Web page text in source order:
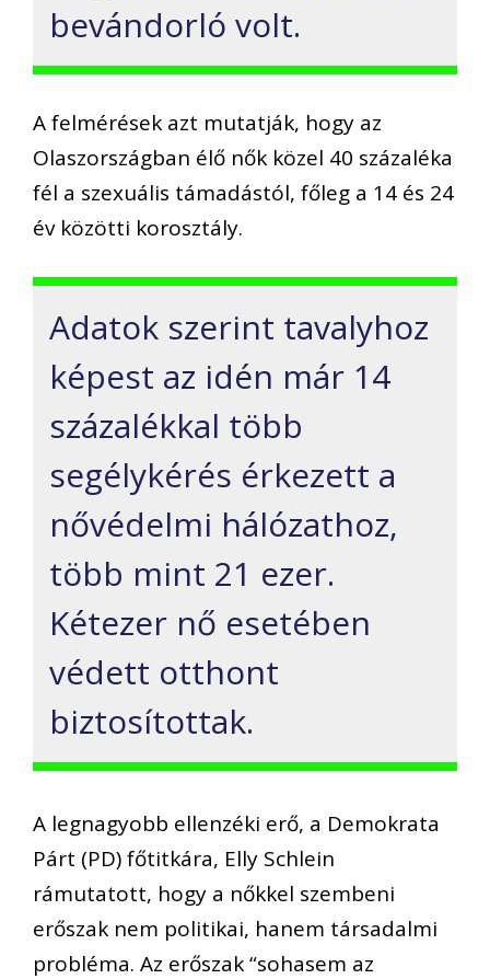
bevándorló volt.
A felmérések azt mutatják, hogy az
Olaszországban élő nők közel 40 százaléka
fél a szexuális támadástól, főleg a 14 és 24
év közötti korosztály.
Adatok szerint tavalyhoz
képest az idén már 14
százalékkal több
segélykérés érkezett a
nővédelmi hálózathoz,
több mint 21 ezer.
Kétezer nő esetében
védett otthont
biztosítottak.
A legnagyobb ellenzéki erő, a Demokrata
Párt (PD) főtitkára, Elly Schlein
rámutatott, hogy a nőkkel szembeni
erőszak nem politikai, hanem társadalmi
probléma. Az erőszak “sohasem az